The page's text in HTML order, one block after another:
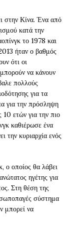
στην Κίνα. Ένα από
κατά την
το 1978 και
ήταν ο βαθμός
ότι οι
να κάνουν
πολλούς
για τα
για την πρόσληψη
10 ετών για την πιο
καθιέρωσε ένα
την κυριαρχία ενός
ο οποίος θα λάβει
ηγέτης για
Στη θέση της
σύστημα
μπορεί να